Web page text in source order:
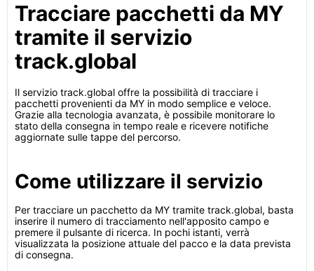
Tracciare pacchetti da MY
tramite il servizio
track.global
Il servizio track.global offre la possibilità di tracciare i
pacchetti provenienti da MY in modo semplice e veloce.
Grazie alla tecnologia avanzata, è possibile monitorare lo
stato della consegna in tempo reale e ricevere notifiche
aggiornate sulle tappe del percorso.
Come utilizzare il servizio
Per tracciare un pacchetto da MY tramite track.global, basta
inserire il numero di tracciamento nell'apposito campo e
premere il pulsante di ricerca. In pochi istanti, verrà
visualizzata la posizione attuale del pacco e la data prevista
di consegna.